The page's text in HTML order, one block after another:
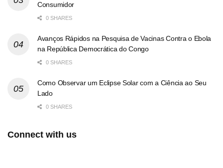
Consumidor
0 SHARES
Avanços Rápidos na Pesquisa de Vacinas Contra o Ebola
na República Democrática do Congo
0 SHARES
Como Observar um Eclipse Solar com a Ciência ao Seu
Lado
0 SHARES
Connect with us